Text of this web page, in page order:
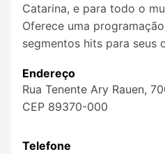
Catarina, e para todo o
Oferece uma
segmentos hits para seus
Endereço
Rua Tenente Ary Rauen,
CEP 89370-000
Telefone